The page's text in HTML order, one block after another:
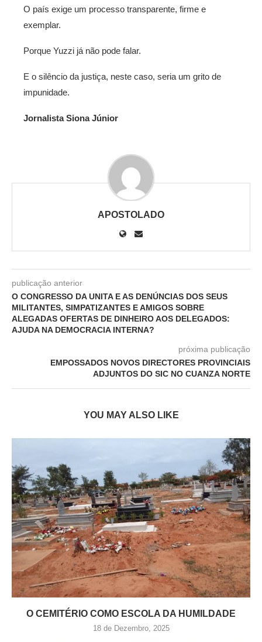
O país exige um processo transparente, firme e
exemplar.
Porque Yuzzi já não pode falar.
E o silêncio da justiça, neste caso, seria um grito de
impunidade.
Jornalista Siona Júnior
APOSTOLADO
publicação anterior
O CONGRESSO DA UNITA E AS DENÚNCIAS DOS SEUS
MILITANTES, SIMPATIZANTES E AMIGOS SOBRE
ALEGADAS OFERTAS DE DINHEIRO AOS DELEGADOS:
AJUDA NA DEMOCRACIA INTERNA?
próxima publicação
EMPOSSADOS NOVOS DIRECTORES PROVINCIAIS
ADJUNTOS DO SIC NO CUANZA NORTE
YOU MAY ALSO LIKE
O CEMITÉRIO COMO ESCOLA DA HUMILDADE
18 de Dezembro, 2025